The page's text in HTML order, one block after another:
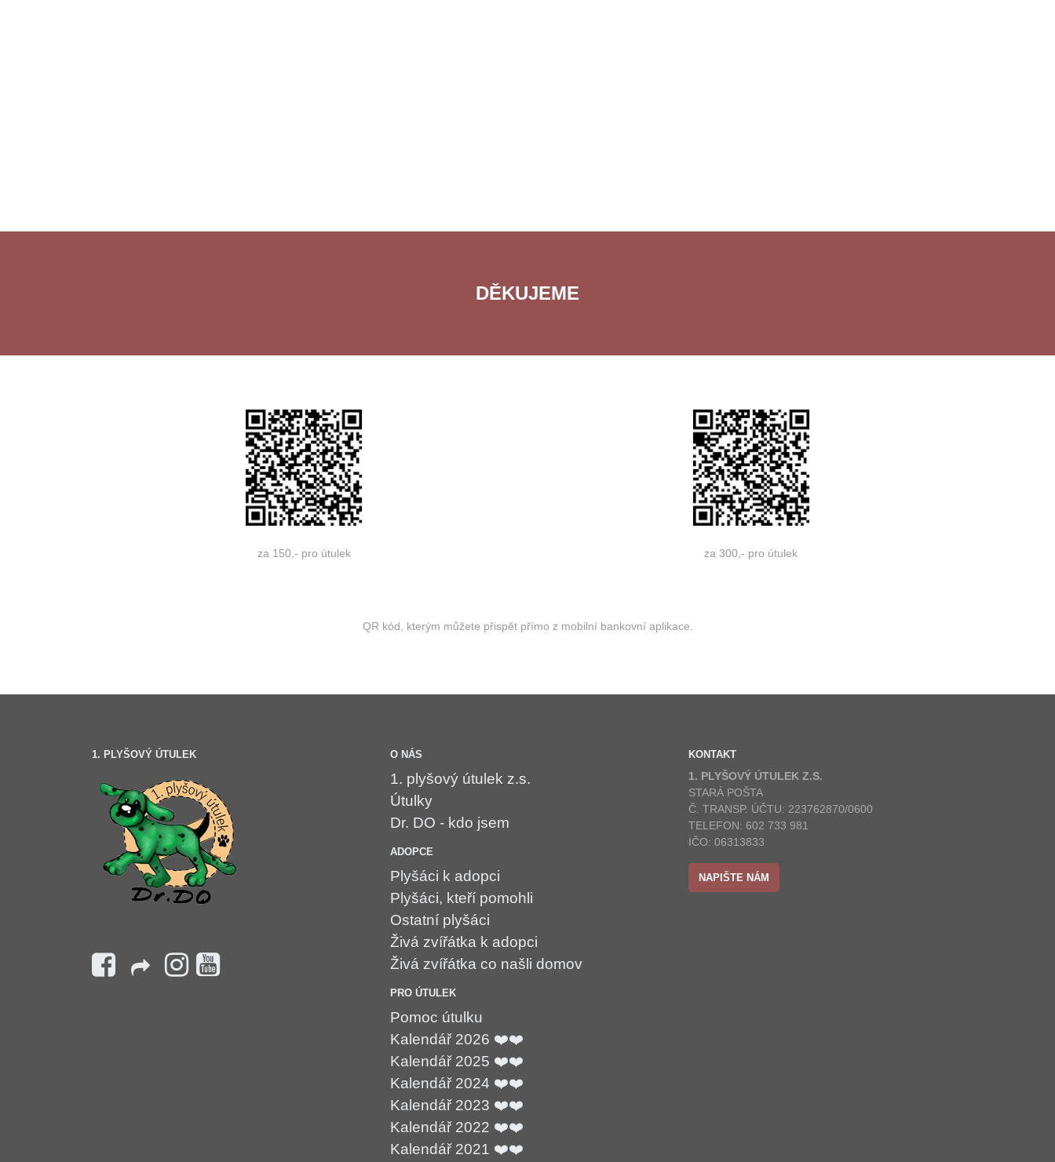
DĚKUJEME
za 150,- pro útulek za 300,- pro útulek
QR kód, kterým můžete přispět přímo z mobilní bankovní aplikace.
1. PLYŠOVÝ ÚTULEK O NÁS
1. plyšový útulek z.s.
Útulky
Dr. DO - kdo jsem
ADOPCE
Plyšáci k adopci
Plyšáci, kteří pomohli
Ostatní plyšáci
Živá zvířátka k adopci
Živá zvířátka co našli domov
PRO ÚTULEK
Pomoc útulku
Kalendář 2026 ❤️❤️
Kalendář 2025 ❤️❤️
Kalendář 2024 ❤️❤️
Kalendář 2023 ❤️❤️
Kalendář 2022 ❤️❤️
Kalendář 2021 ❤️❤️
KONTAKT
1. PLYŠOVÝ ÚTULEK Z.S.
STARÁ POŠTA
Č. TRANSP. ÚČTU: 223762870/0600
TELEFON: 602 733 981
IČO: 06313833
NAPIŠTE NÁM